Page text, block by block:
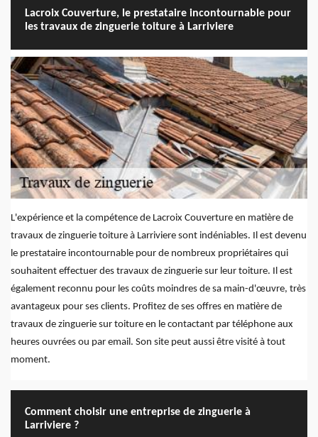
Lacroix Couverture, le prestataire incontournable pour
les travaux de zinguerie toiture à Larriviere
L'expérience et la compétence de Lacroix Couverture en matière de
travaux de zinguerie toiture à Larriviere sont indéniables. Il est devenu
le prestataire incontournable pour de nombreux propriétaires qui
souhaitent effectuer des travaux de zinguerie sur leur toiture. Il est
également reconnu pour les coûts moindres de sa main-d'œuvre, très
avantageux pour ses clients. Profitez de ses offres en matière de
travaux de zinguerie sur toiture en le contactant par téléphone aux
heures ouvrées ou par email. Son site peut aussi être visité à tout
moment.
Comment choisir une entreprise de zinguerie à
Larriviere ?